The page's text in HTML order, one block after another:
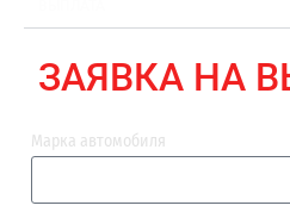
ЗАЯВКА НА
Марка автомобиля